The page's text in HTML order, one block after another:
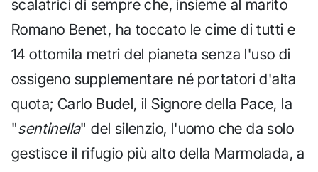
scalatrici di sempre che, insieme al marito
Romano Benet, ha toccato le cime di tutti e
14 ottomila metri del pianeta senza l'uso di
ossigeno supplementare né portatori d'alta
quota; Carlo Budel, il Signore della Pace, la
"sentinella" del silenzio, l'uomo che da solo
gestisce il rifugio più alto della Marmolada, a